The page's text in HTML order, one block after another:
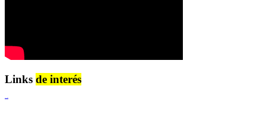
Links de interés